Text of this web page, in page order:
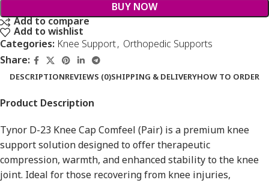
BUY NOW
Add to compare
Add to wishlist
Categories: Knee Support, Orthopedic Supports
Share:
DESCRIPTIONREVIEWS (0)SHIPPING & DELIVERYHOW TO ORDER
Product Description
Tynor D-23 Knee Cap Comfeel (Pair) is a premium knee
support solution designed to offer therapeutic
compression, warmth, and enhanced stability to the knee
joint. Ideal for those recovering from knee injuries,